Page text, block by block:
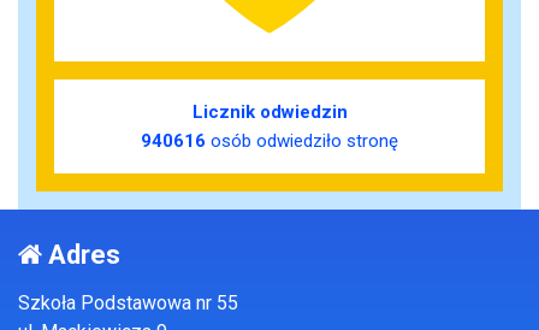
Licznik odwiedzin
940616 osób odwiedziło stronę
Adres
Szkoła Podstawowa nr 55